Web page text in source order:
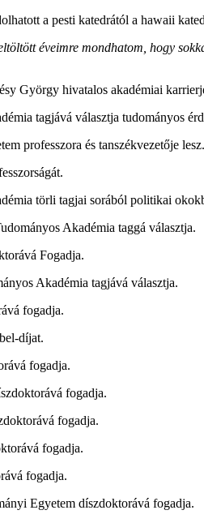
a pesti katedrától a hawaii
éveimre mondhatom, hogy
György hivatalos akadémiai
tagjává választja tudományos
professzora és tanszékvezetője lesz.
törli tagjai sorából politikai
Akadémia taggá választja.
Fogadja.
Akadémia tagjává választja.
fogadja.
díjat.
fogadja.
fogadja.
fogadja.
fogadja.
fogadja.
Egyetem díszdoktorává fogadja.